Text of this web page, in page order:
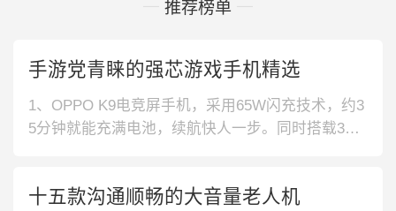
推荐榜单
手游党青睐的强芯游戏手机精选
1、OPPO K9电竞屏手机，采用65W闪充技术，约3
5分钟就能充满电池，续航快人一步。同时搭载3D
擎，内容加载无需等待，使用稳定流畅。此外其通
十五款沟通顺畅的大音量老人机